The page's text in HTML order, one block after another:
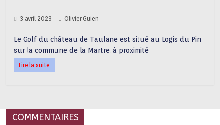
3 avril 2023 Olivier Guien
Le Golf du château de Taulane est situé au Logis du Pin
sur la commune de la Martre, à proximité
Lire la suite
COMMENTAIRES